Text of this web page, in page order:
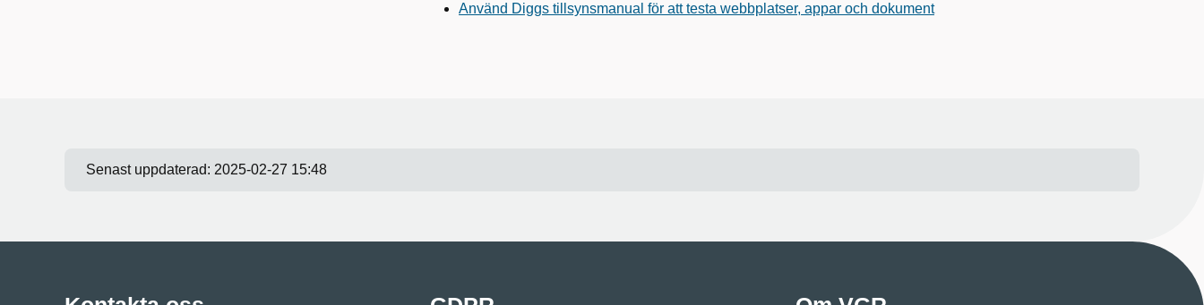
Använd Diggs tillsynsmanual för att testa webbplatser, appar och dokument
Senast uppdaterad: 2025-02-27 15:48